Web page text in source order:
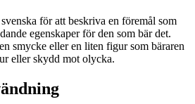
för att beskriva en föremål som
egenskaper för den som bär det.
smycke eller en liten figur som bäraren
eller skydd mot olycka.